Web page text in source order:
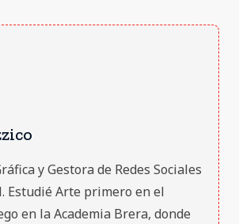
y Gestora de Redes Sociales
Estudié Arte primero en el
en la Academia Brera, donde